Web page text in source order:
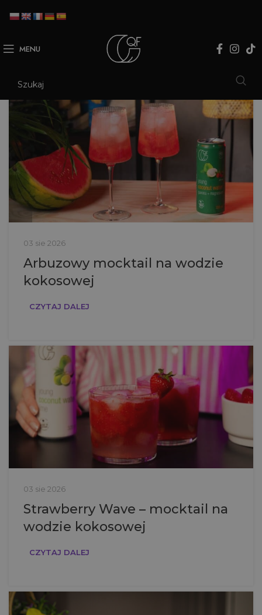
MENU
03 sie 2026
Arbuzowy mocktail na wodzie
kokosowej
CZYTAJ DALEJ
03 sie 2026
Strawberry Wave – mocktail na
wodzie kokosowej
CZYTAJ DALEJ